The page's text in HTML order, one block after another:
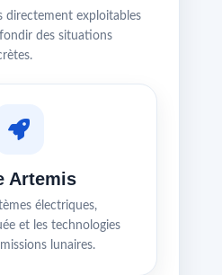
directement exploitables
des situations
Artemis
électriques,
et les technologies
lunaires.